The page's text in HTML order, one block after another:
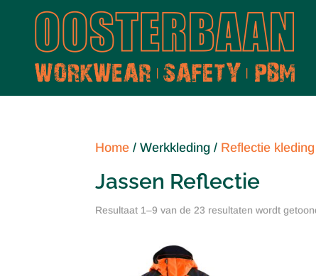
Home / Werkkleding / Reflectie kleding
Jassen Reflectie
Resultaat 1–9 van de 23 resultaten wordt